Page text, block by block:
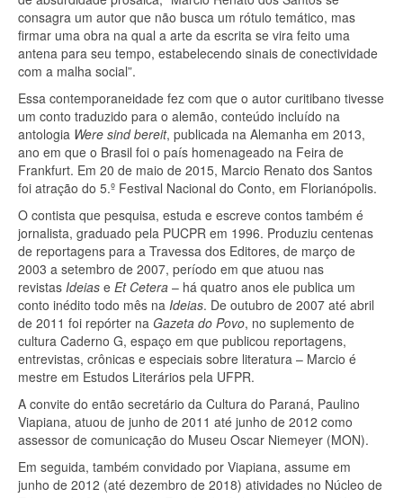
consagra um autor que não busca um rótulo temático, mas
firmar uma obra na qual a arte da escrita se vira feito uma
antena para seu tempo, estabelecendo sinais de conectividade
com a malha social”.
Essa contemporaneidade fez com que o autor curitibano tivesse
um conto traduzido para o alemão, conteúdo incluído na
antologia Were sind bereit, publicada na Alemanha em 2013,
ano em que o Brasil foi o país homenageado na Feira de
Frankfurt. Em 20 de maio de 2015, Marcio Renato dos Santos
foi atração do 5.º Festival Nacional do Conto, em Florianópolis.
O contista que pesquisa, estuda e escreve contos também é
jornalista, graduado pela PUCPR em 1996. Produziu centenas
de reportagens para a Travessa dos Editores, de março de
2003 a setembro de 2007, período em que atuou nas
revistas Ideias e Et Cetera – há quatro anos ele publica um
conto inédito todo mês na Ideias. De outubro de 2007 até abril
de 2011 foi repórter na Gazeta do Povo, no suplemento de
cultura Caderno G, espaço em que publicou reportagens,
entrevistas, crônicas e especiais sobre literatura – Marcio é
mestre em Estudos Literários pela UFPR.
A convite do então secretário da Cultura do Paraná, Paulino
Viapiana, atuou de junho de 2011 até junho de 2012 como
assessor de comunicação do Museu Oscar Niemeyer (MON).
Em seguida, também convidado por Viapiana, assume em
junho de 2012 (até dezembro de 2018) atividades no Núcleo de